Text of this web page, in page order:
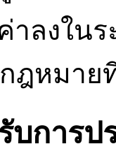
าลงใน
ฎหมา
การป